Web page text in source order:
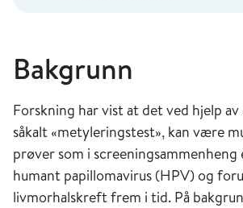
Bakgrunn
Forskning har vist at det ved hjelp
såkalt «metyleringstest», kan være
prøver som i
humant papillomavirus (HPV) og
livmorhalskreft frem i tid. På